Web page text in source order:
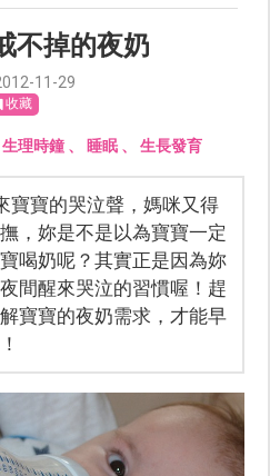
不掉的夜奶
11-29
收藏
生理時鐘、 睡眠、 生長發育
寶寶的哭泣聲，媽咪又得
，妳是不是以為寶寶一定
喝奶呢？其實正是因為妳
間醒來哭泣的習慣喔！趕
寶寶的夜奶需求，才能早